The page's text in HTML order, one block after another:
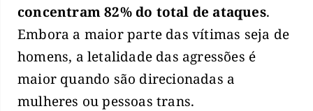
concentram 82% do total de ataques.
Embora a maior parte das vítimas seja de
homens, a letalidade das agressões é
maior quando são direcionadas a
mulheres ou pessoas trans.